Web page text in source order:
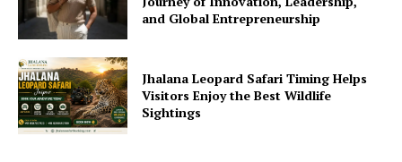
and Global Entrepreneurship
Jhalana Leopard Safari Timing Helps
Visitors Enjoy the Best Wildlife
Sightings